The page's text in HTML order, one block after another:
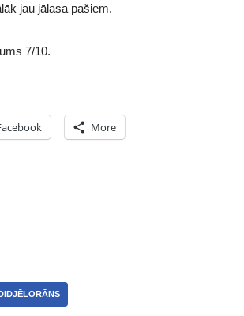
jau jālasa pašiem.
7/10.
More